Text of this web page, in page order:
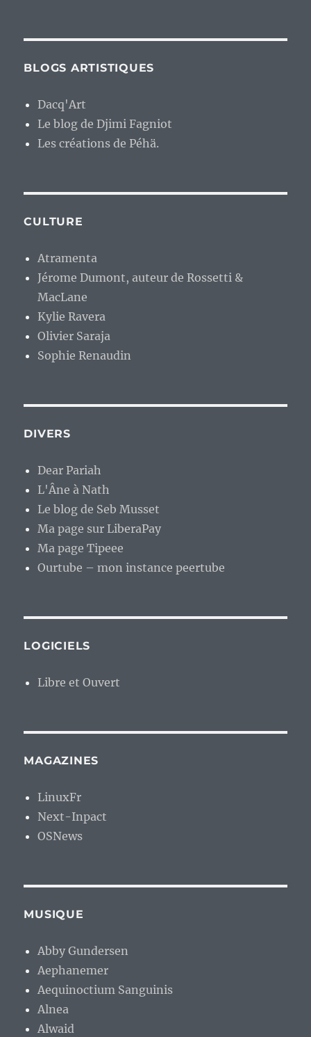
BLOGS ARTISTIQUES
Dacq'Art
Le blog de Djimi Fagniot
Les créations de Péhä.
CULTURE
Atramenta
Jérome Dumont, auteur de Rossetti &
MacLane
Kylie Ravera
Olivier Saraja
Sophie Renaudin
DIVERS
Dear Pariah
L'Âne à Nath
Le blog de Seb Musset
Ma page sur LiberaPay
Ma page Tipeee
Ourtube – mon instance peertube
LOGICIELS
Libre et Ouvert
MAGAZINES
LinuxFr
Next-Inpact
OSNews
MUSIQUE
Abby Gundersen
Aephanemer
Aequinoctium Sanguinis
Alnea
Alwaid